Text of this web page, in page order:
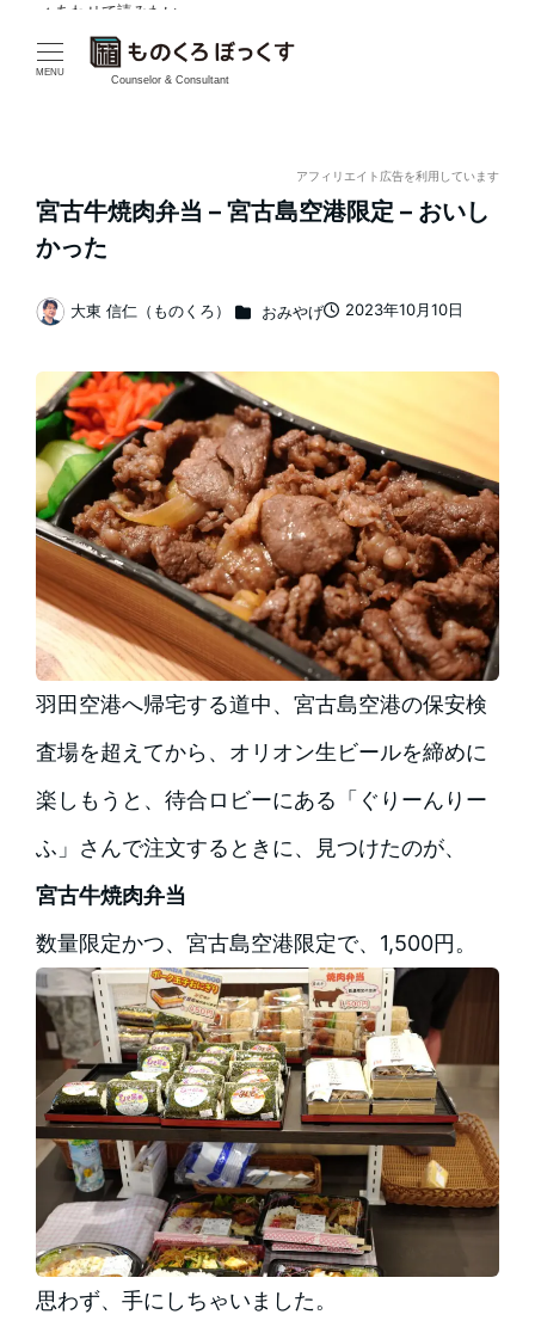
MENU
Counselor & Consultant
アフィリエイト広告を利用しています
宮古牛焼肉弁当 – 宮古島空港限定 – おいし
かった
2023年10月10日
著
大東 信仁（ものくろ） カテゴリー
おみやげ
羽田空港へ帰宅する道中、宮古島空港の保安検
査場を超えてから、オリオン生ビールを締めに
楽しもうと、待合ロビーにある「ぐりーんりー
ふ」さんで注文するときに、見つけたのが、
宮古牛焼肉弁当
数量限定かつ、宮古島空港限定で、1,500円。
思わず、手にしちゃいました。
✓ あわせて読みたい
✓ あわせて読みたい